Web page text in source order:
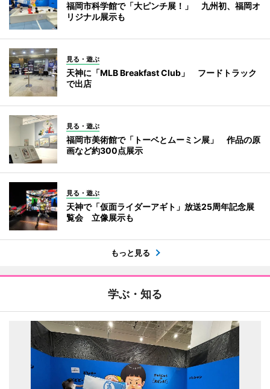
福岡市科学館で「大ピンチ展！」 九州初、福岡オ
リジナル展示も
見る・遊ぶ
天神に「MLB Breakfast Club」 フードトラック
で出店
見る・遊ぶ
福岡市美術館で「トーベとムーミン展」 作品の原
画など約300点展示
見る・遊ぶ
天神で「仮面ライダーアギト」放送25周年記念展
覧会 立像展示も
もっと見る
学ぶ・知る